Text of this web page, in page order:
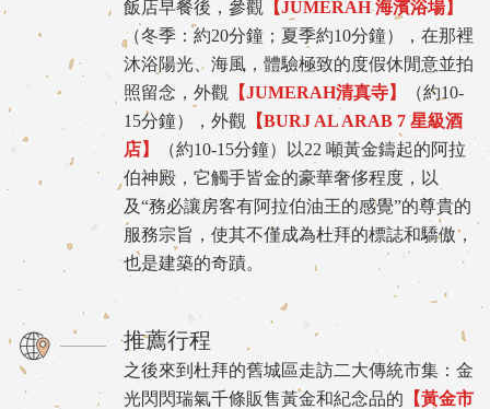
飯店早餐後，參觀 【JUMERAH 海濱浴場】
（冬季：約20分鐘；夏季約10分鐘），在那裡
沐浴陽光、海風，體驗極致的度假休閒意並拍
照留念，外觀 【JUMERAH清真寺】
（約10-
15分鐘），外觀 【BURJ AL ARAB 7 星級酒
店】
（約10-15分鐘）以22 噸黃金鑄起的阿拉
伯神殿，它觸手皆金的豪華奢侈程度，以
及“務必讓房客有阿拉伯油王的感覺”的尊貴的
服務宗旨，使其不僅成為杜拜的標誌和驕傲，
也是建築的奇蹟。
推薦行程
之後來到杜拜的舊城區走訪二大傳統市集：金
光閃閃瑞氣千條販售黃金和紀念品的 【黃金市